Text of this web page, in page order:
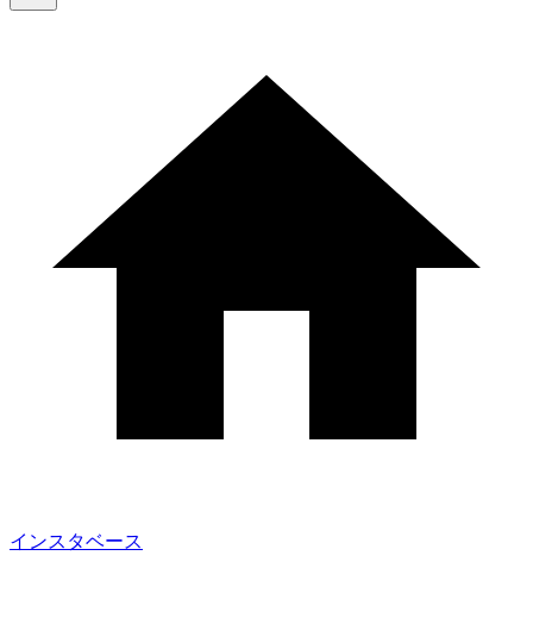
インスタベース